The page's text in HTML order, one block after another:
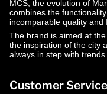
MCS, the evolution of
combines the
incomparable quality and
The brand is aimed at
the inspiration of the city
always in step with trends.
Customer Service